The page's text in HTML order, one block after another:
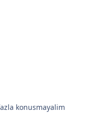
konusmayalim